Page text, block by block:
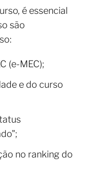
é essencial
são
(e-MEC);
e do curso
no ranking do